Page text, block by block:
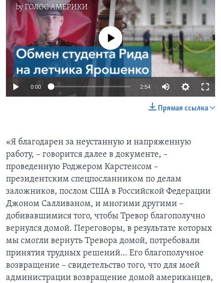
byГОЛОС АМЕРИКИ
No media source currently available
0:00 2:54
Прямая ссылка
«Я благодарен за неустанную и напряженную
работу, – говорится далее в документе, –
проведенную Роджером Карстенсом –
президентским спецпосланником по делам
заложников, послом США в Российской Федерации
Джоном Салливаном, и многими другими –
добивавшимися того, чтобы Тревор благополучно
вернулся домой. Переговоры, в результате которых
мы смогли вернуть Тревора домой, потребовали
принятия трудных решений… Его благополучное
возвращение – свидетельство того, что для моей
администрации возвращение домой американцев,